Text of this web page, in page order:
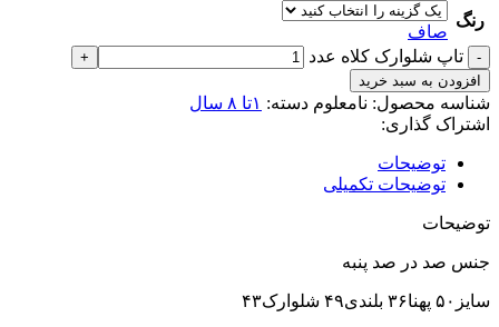
رنگ
صاف
تاپ شلوارک کلاه عدد
افزودن به سبد خرید
شناسه محصول: نامعلوم دسته: ۱تا ۸ سال
اشتراک گذاری:
توضیحات
توضیحات تکمیلی
توضیحات
جنس صد در صد پنبه
سایز۵۰ پهنا۳۶ بلندی۴۹ شلوارک۴۳